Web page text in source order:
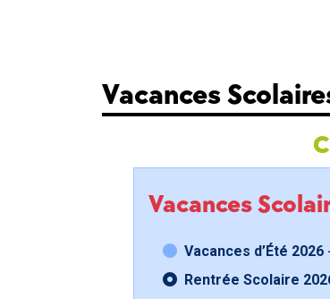
Vacances
Vacances
Vacances d’Été
Rentrée Scolaire